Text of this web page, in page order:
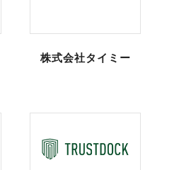
株式会社タイミー